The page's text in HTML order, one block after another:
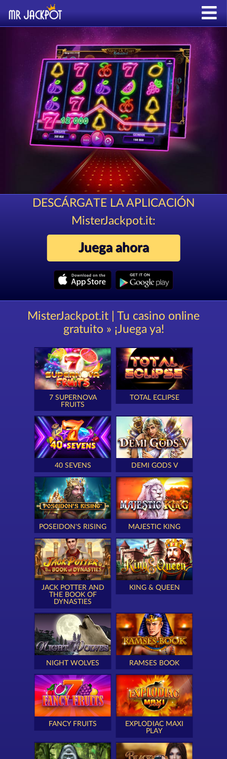
DESCÁRGATE LA APLICACIÓN
MisterJackpot.it:
Juega ahora
MisterJackpot.it | Tu casino online
gratuito » ¡Juega ya!
7 SUPERNOVA
FRUITS
TOTAL ECLIPSE
40 SEVENS DEMI GODS V
POSEIDON'S RISING MAJESTIC KING
JACK POTTER AND
THE BOOK OF
DYNASTIES
KING & QUEEN
NIGHT WOLVES RAMSES BOOK
FANCY FRUITS
EXPLODIAC MAXI
PLAY